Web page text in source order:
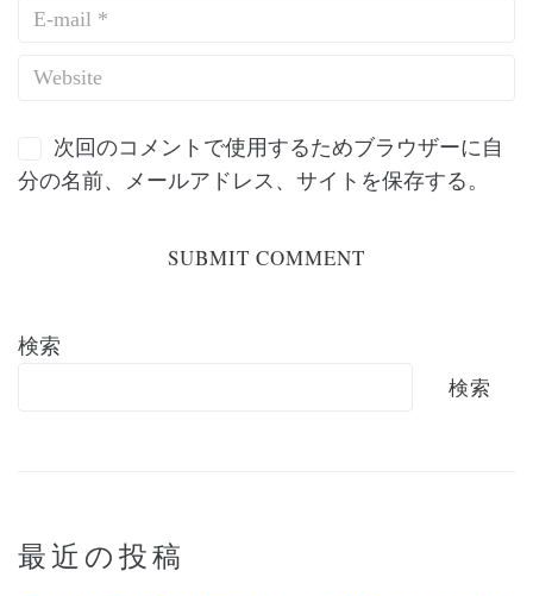
次回のコメントで使用するためブラウザーに自
分の名前、メールアドレス、サイトを保存する。
検索
検索
最近の投稿